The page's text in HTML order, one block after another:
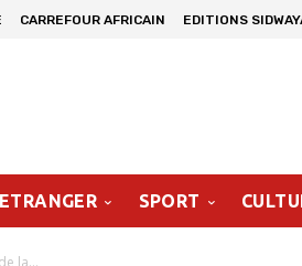
CARREFOUR AFRICAIN EDITIONS
ETRANGER SPORT
la...